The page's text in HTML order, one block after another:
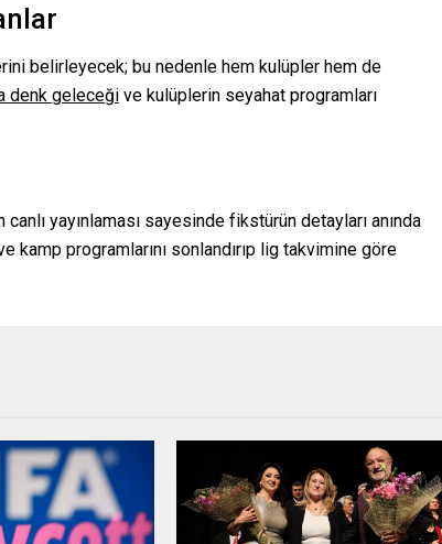
belirleyecek; bu nedenle hem kulüpler hem de
denk geleceği ve kulüplerin seyahat programları
canlı yayınlaması sayesinde fikstürün detayları anında
kamp programlarını sonlandırıp lig takvimine göre